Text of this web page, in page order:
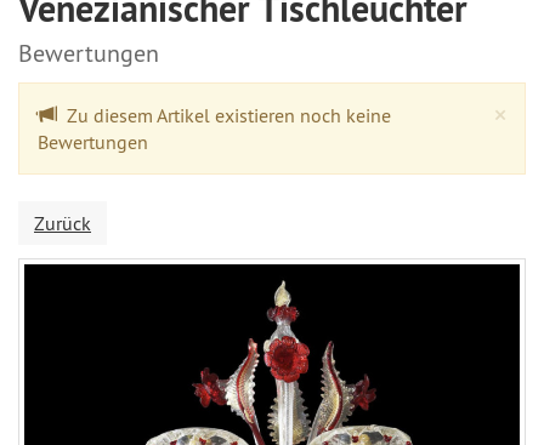
Bewertungen
×
Zu diesem Artikel existieren noch keine
Bewertungen
Zurück